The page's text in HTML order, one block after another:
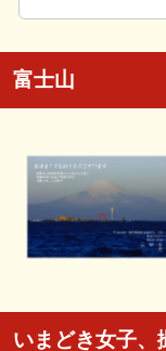
富士山
いまどき女子、